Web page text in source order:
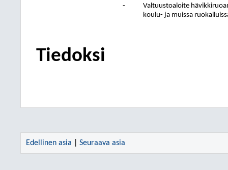
-
Valtuustoaloite
koulu- ja muissa
Tiedoksi
Edellinen asia Seuraava asia